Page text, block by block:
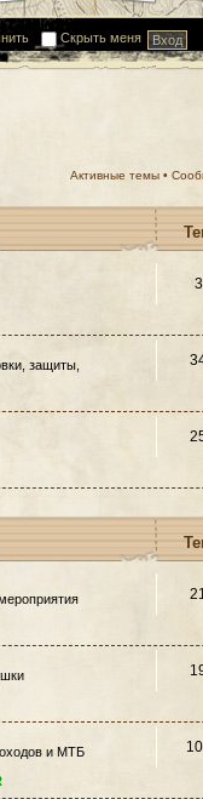
Скрыть меня
Активные темы •
защиты,
и МТБ